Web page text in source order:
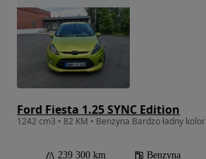
Ford Fiesta 1.25 SYNC Edition
1242 cm3 • 82 KM • Benzyna Bardzo ładny kolor
239 300 km Benzyna